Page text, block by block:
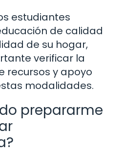
estudiantes
de calidad
de su hogar,
verificar la
recursos y apoyo
modalidades.
prepararme